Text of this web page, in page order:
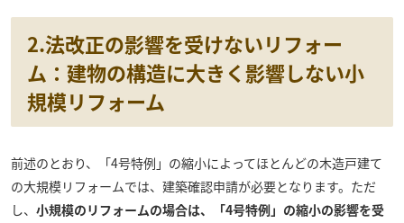
2.法改正の影響を受けないリフォー
ム：建物の構造に大きく影響しない小
規模リフォーム
前述のとおり、「4号特例」の縮小によってほとんどの木造戸建て
の大規模リフォームでは、建築確認申請が必要となります。ただ
し、 小規模のリフォームの場合は、「4号特例」の縮小の影響を受